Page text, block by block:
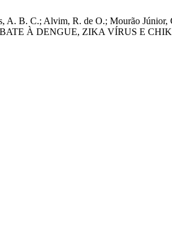
A. B. C.; Alvim, R. de O.; Mourão
À DENGUE, ZIKA VÍRUS E